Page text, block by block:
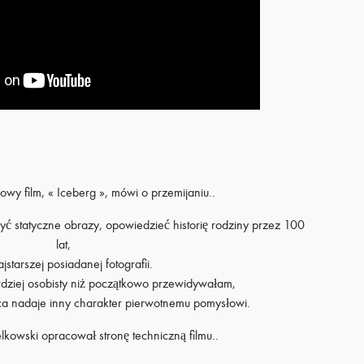
film, « Iceberg », mówi o przemijaniu..
statyczne obrazy, opowiedzieć historię rodziny przez 100
lat,
posiadanej fotografii.
osobisty niż początkowo przewidywałam,
nadaje inny charakter pierwotnemu pomysłowi.
opracował stronę techniczną filmu..